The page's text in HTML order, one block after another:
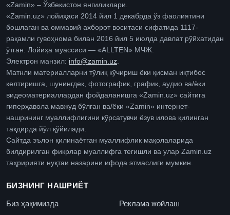
«Zamin» – Ўзбекистон янгиликлари.
«Zamin.uz» лойиҳаси 2014 йил 1 декабрда ўз фаолиятини
бошлаган ва оммавий ахборот воситаси сифатида 1117-
рақамли гувоҳнома билан 2016 йил 5 июлда давлат рўйхатидан
ўтган. Лойиҳа муассиси — «ALLTEN» МЧЖ.
Электрон манзил: info@zamin.uz
Матнли материалларни тўлиқ кўчириш ёки қисман иқтибос
келтиришга, шунингдек, фотографик, график, аудио ва/ёки
видеоматериаллардан фойдаланишга «Zamin.uz» сайтига
гиперҳавола мавжуд бўлган ва/ёки «Zamin» интернет-
нашрининг муаллифлигини кўрсатувчи ёзув илова қилинган
тақдирда йўл қўйилади.
Сайтда эълон қилинаётган муаллифлик мақолаларида
билдирилган фикрлар муаллифга тегишли ва улар Zamin.uz
таҳририяти нуқтаи назарини ифода этмаслиги мумкин.
БИЗНИНГ НАШРИЁТ
Биз ҳақимизда Реклама жойлаш